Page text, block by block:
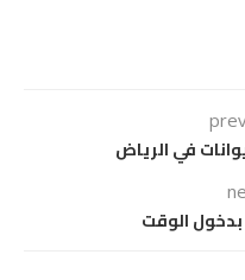
بدخول الوقت